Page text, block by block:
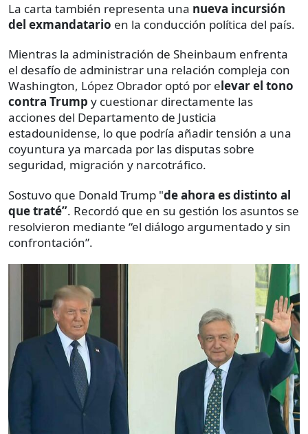
La carta también representa una nueva incursión
del exmandatario en la conducción política del país.
Mientras la administración de Sheinbaum enfrenta
el desafío de administrar una relación compleja con
Washington, López Obrador optó por elevar el tono
contra Trump y cuestionar directamente las
acciones del Departamento de Justicia
estadounidense, lo que podría añadir tensión a una
coyuntura ya marcada por las disputas sobre
seguridad, migración y narcotráfico.
Sostuvo que Donald Trump "de ahora es distinto al
que traté”. Recordó que en su gestión los asuntos se
resolvieron mediante “el diálogo argumentado y sin
confrontación”.